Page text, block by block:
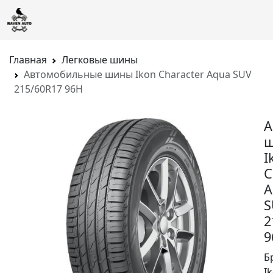
Главная
Легковые шины
Автомобильные шины Ikon Character Aqua SUV
215/60R17 96H